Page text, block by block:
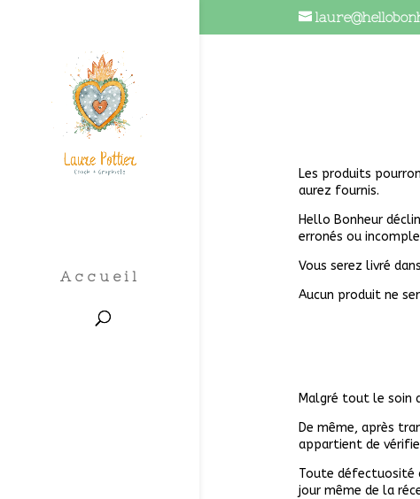
Accueil
Les produits
aurez fournis.
Hello Bonheur
erronés ou
Vous serez livré
Aucun produit ne
Malgré tout le soin
De même, après
appartient de
Toute défectuosité
jour même de la